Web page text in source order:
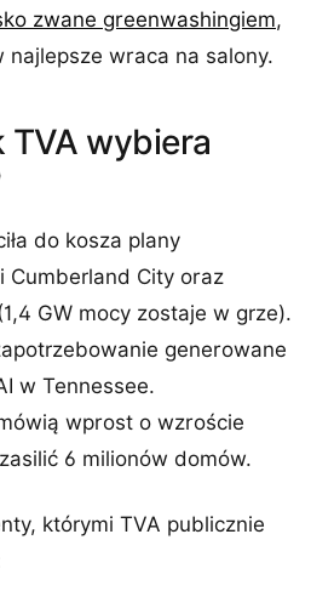
zwane greenwashingiem,
wraca na salony.
TVA wybiera
do kosza plany
Cumberland City oraz
GW mocy zostaje w grze).
generowane
w Tennessee.
wprost o wzroście
6 milionów domów.
którymi TVA publicznie